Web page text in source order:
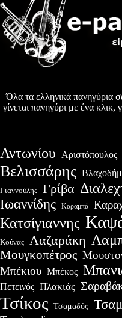
Όλα τα ελληνικά πανηγύρια
γίνεται πανηγύρι με ένα κλικ,
Αντωνίου Αριστόπουλος
Βελισσάρης
Γιαννούλης Γρίβα
Ιωαννίδης Καραμπά
Κατσίγιαννης
Κούνας Λαζαράκη
Μουγκοπέτρος
Μπέκιου Μπέκος
Πετεινός Πλακιάς
Τσίκος Τσαμαδός